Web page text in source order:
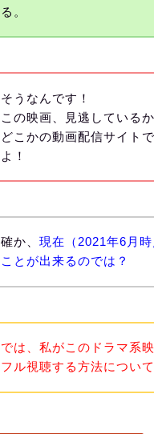
る。
そうなんです！
この映画、見逃している
どこかの動画配信サイト
よ！
確か、現在（2021年6月
ことが出来るのでは？
では、私がこのドラマ系
フル視聴する方法につい